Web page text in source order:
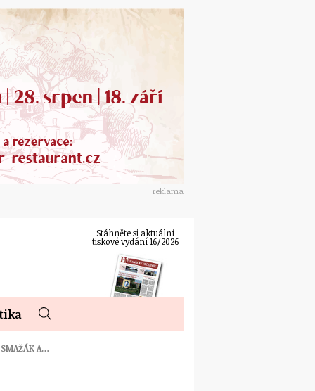
reklama
Stáhněte si aktuální
tiskové vydání 16/2026
SMAŽÁK A…